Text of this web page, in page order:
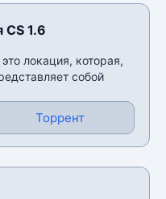
1.6
локация, которая,
собой
Торрент